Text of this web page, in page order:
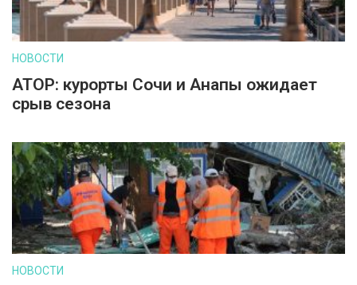
НОВОСТИ
АТОР: курорты Сочи и Анапы ожидает
срыв сезона
НОВОСТИ